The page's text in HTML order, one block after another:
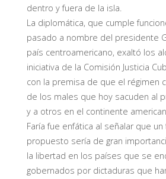
dentro y fuera de la isla.
La diplomática, que cumple
pasado a nombre del presidente
país centroamericano, exaltó los
iniciativa de la Comisión Justicia
con la premisa de que el régimen
de los males que hoy sacuden al
y a otros en el continente
Faría fue enfática al señalar que
propuesto sería de gran
la libertad en los países que se
gobernados por dictaduras que